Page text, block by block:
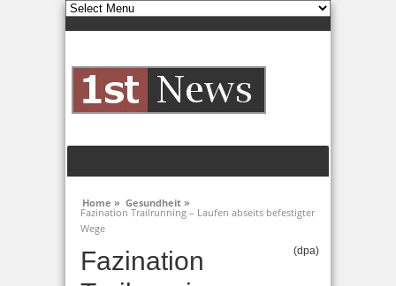
Home » Gesundheit »
Fazination Trailrunning – Laufen abseits befestigter
Wege
Fazination
(dpa)